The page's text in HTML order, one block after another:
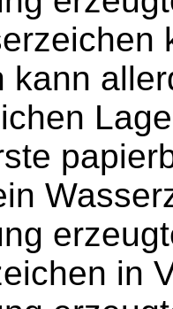
kann
in